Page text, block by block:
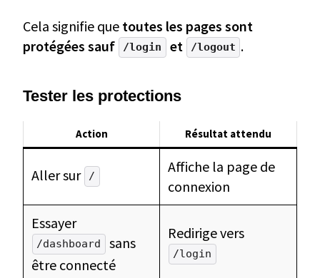
Cela signifie que toutes les pages sont
protégées sauf
/login et /logout .
Tester les protections
Action Résultat attendu
Aller sur /
Affiche la page de
connexion
Essayer
/dashboard
sans
être connecté
Redirige vers
/login